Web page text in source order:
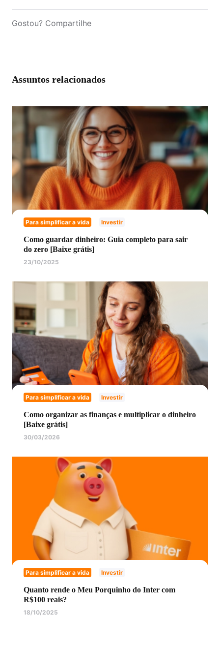
Gostou? Compartilhe
Assuntos relacionados
Para simplificar a vida Investir
Como guardar dinheiro: Guia completo para sair
do zero [Baixe grátis]
23/10/2025
Para simplificar a vida Investir
Como organizar as finanças e multiplicar o dinheiro
[Baixe grátis]
30/03/2026
Para simplificar a vida Investir
Quanto rende o Meu Porquinho do Inter com
R$100 reais?
18/10/2025